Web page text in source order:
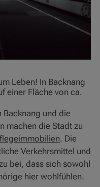
Leben! In Backnang
einer Fläche von ca.
und die
machen die Stadt zu
. Die
Verkehrsmittel und
bei, dass sich sowohl
hier wohlfühlen.